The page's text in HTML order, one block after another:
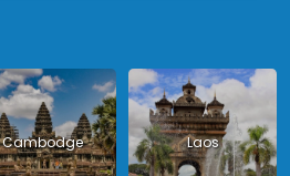
Cambodge Laos